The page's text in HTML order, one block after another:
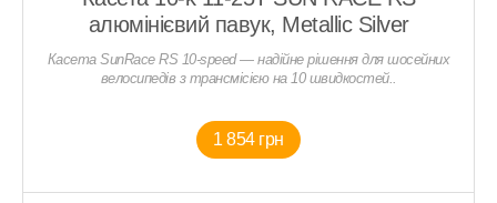
алюмінієвий павук, Metallic Silver
Касета SunRace RS 10-speed — надійне рішення для шосейних
велосипедів з трансмісією на 10 швидкостей..
1 854 грн